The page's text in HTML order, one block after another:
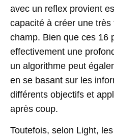
avec un reflex provient
capacité à créer une
champ. Bien que ces 16
effectivement une
un algorithme peut
en se basant sur les
différents objectifs et
après coup.
Toutefois, selon Light,